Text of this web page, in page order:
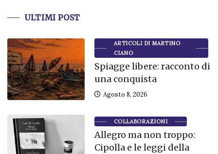
ULTIMI POST
ARTICOLI DI MARTINO
CIANO
Spiagge libere: racconto di
una conquista
Agosto 8, 2026
COLLABORAZIONI
Allegro ma non troppo:
Cipolla e le leggi della